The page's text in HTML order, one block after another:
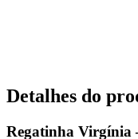
Detalhes do
Regatinha Virgínia